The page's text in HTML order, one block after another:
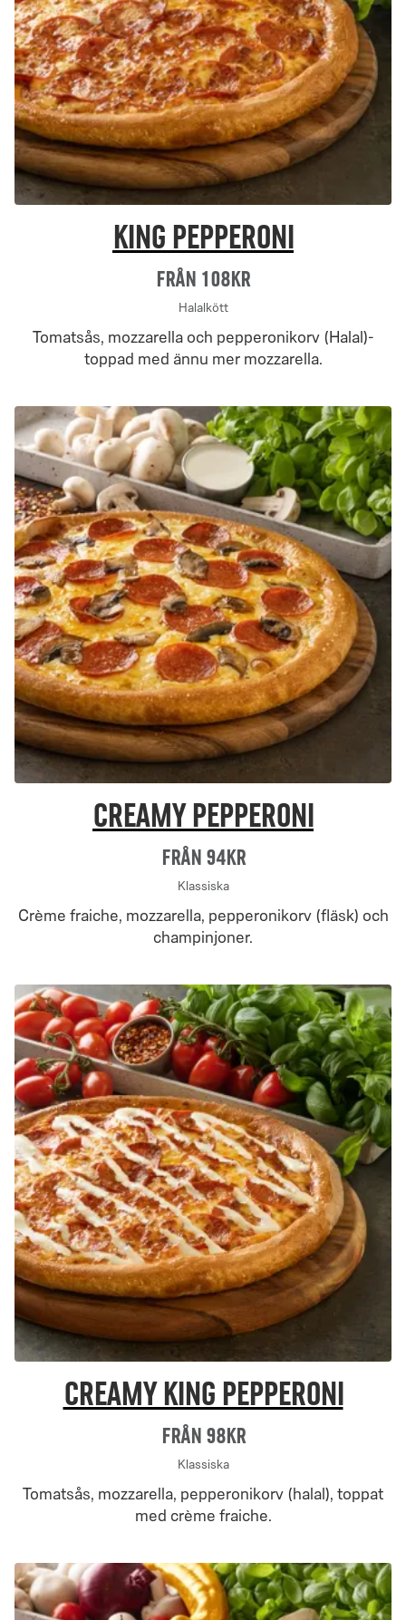
King pepperoni
Från 108Kr
Halalkött
Tomatsås, mozzarella och pepperonikorv (Halal)-
toppad med ännu mer mozzarella.
Creamy Pepperoni
Från 94Kr
Klassiska
Crème fraiche, mozzarella, pepperonikorv (fläsk) och
champinjoner.
Creamy King pepperoni
Från 98Kr
Klassiska
Tomatsås, mozzarella, pepperonikorv (halal), toppat
med crème fraiche.